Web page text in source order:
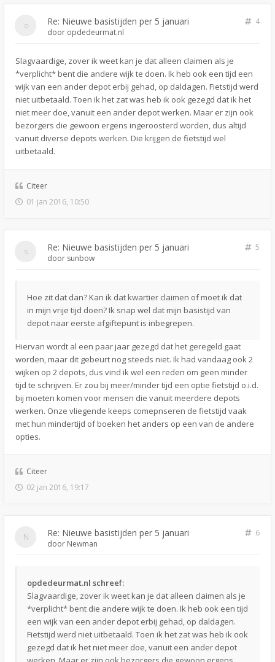
Re: Nieuwe basistijden per 5 januari
4
door opdedeurmat.nl
Slagvaardige, zover ik weet kan je dat alleen claimen als je
*verplicht* bent die andere wijk te doen. Ik heb ook een tijd een
wijk van een ander depot erbij gehad, op daldagen. Fietstijd werd
niet uitbetaald. Toen ik het zat was heb ik ook gezegd dat ik het
niet meer doe, vanuit een ander depot werken. Maar er zijn ook
bezorgers die gewoon ergens ingeroosterd worden, dus altijd
vanuit diverse depots werken. Die krijgen de fietstijd wel
uitbetaald.
Citeer
01 jan 2016, 10:50
Re: Nieuwe basistijden per 5 januari
5
door sunbow
Hoe zit dat dan? Kan ik dat kwartier claimen of moet ik dat
in mijn vrije tijd doen? Ik snap wel dat mijn basistijd van
depot naar eerste afgiftepunt is inbegrepen.
Hiervan wordt al een paar jaar gezegd dat het geregeld gaat
worden, maar dit gebeurt nog steeds niet. Ik had vandaag ook 2
wijken op 2 depots, dus vind ik wel een reden om geen minder
tijd te schrijven. Er zou bij meer/minder tijd een optie fietstijd o.i.d.
bij moeten komen voor mensen die vanuit meerdere depots
werken. Onze vliegende keeps comepnseren de fietstijd vaak
met hun mindertijd of boeken het anders op een van de andere
opties.
Citeer
02 jan 2016, 19:17
Re: Nieuwe basistijden per 5 januari
6
door Newman
opdedeurmat.nl schreef:
Slagvaardige, zover ik weet kan je dat alleen claimen als je
*verplicht* bent die andere wijk te doen. Ik heb ook een tijd
een wijk van een ander depot erbij gehad, op daldagen.
Fietstijd werd niet uitbetaald. Toen ik het zat was heb ik ook
gezegd dat ik het niet meer doe, vanuit een ander depot